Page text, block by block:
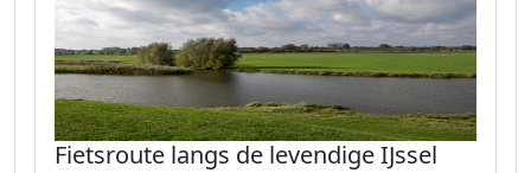
Fietsroute langs de levendige IJssel